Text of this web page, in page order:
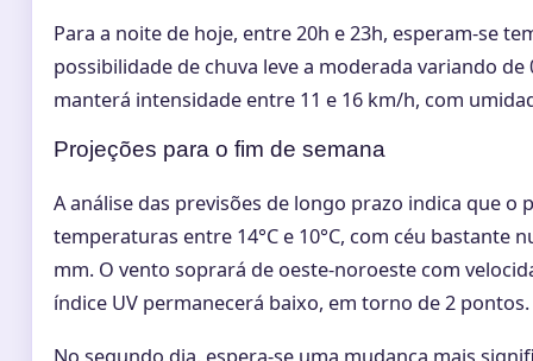
Para a noite de hoje, entre 20h e 23h, esperam-se
possibilidade de chuva leve a moderada variando
manterá intensidade entre 11 e 16 km/h, com
Projeções para o fim de semana
A análise das previsões de longo prazo indica que
temperaturas entre 14°C e 10°C, com céu bastante
mm. O vento soprará de oeste-noroeste com
índice UV permanecerá baixo, em torno de 2 pontos.